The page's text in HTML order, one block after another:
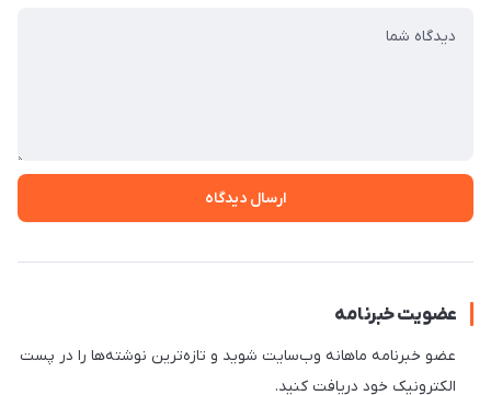
ارسال دیدگاه
عضویت خبرنامه
عضو خبرنامه ماهانه وب‌سایت شوید و تازه‌ترین نوشته‌ها را در پست
الکترونیک خود دریافت کنید.